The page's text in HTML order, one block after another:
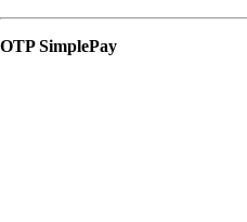
OTP SimplePay